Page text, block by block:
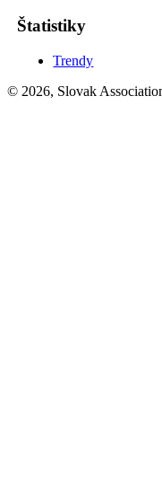
Štatistiky
Trendy
© 2026, Slovak